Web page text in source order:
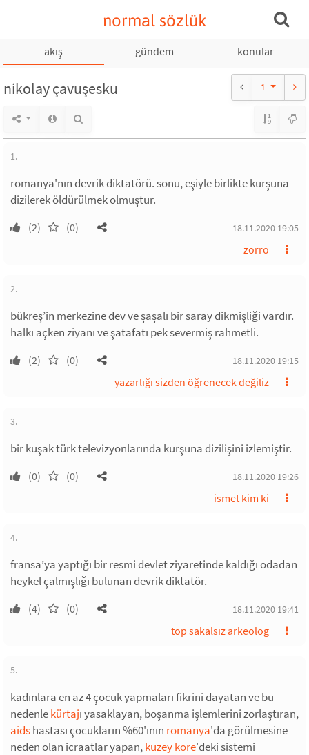
normal sözlük
akış gündem konular
nikolay çavuşesku 1
1.
romanya'nın devrik diktatörü. sonu, eşiyle birlikte kurşuna
dizilerek öldürülmek olmuştur.
(2) (0) 18.11.2020 19:05
zorro
2.
bükreş’in merkezine dev ve şaşalı bir saray dikmişliği vardır.
halkı açken ziyanı ve şatafatı pek severmiş rahmetli.
(2) (0) 18.11.2020 19:15
yazarlığı sizden öğrenecek değiliz
3.
bir kuşak türk televizyonlarında kurşuna dizilişini izlemiştir.
(0) (0) 18.11.2020 19:26
ismet kim ki
4.
fransa’ya yaptığı bir resmi devlet ziyaretinde kaldığı odadan
heykel çalmışlığı bulunan devrik diktatör.
(4) (0) 18.11.2020 19:41
top sakalsız arkeolog
5.
kadınlara en az 4 çocuk yapmaları fikrini dayatan ve bu
nedenlekürtajı yasaklayan, boşanma işlemlerini zorlaştıran,
aidshastası çocukların %60'ının romanya'da görülmesine
neden olan icraatlar yapan,kuzey kore'deki sistemi